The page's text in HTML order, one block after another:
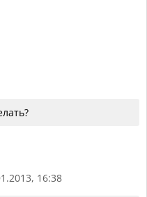
16:38